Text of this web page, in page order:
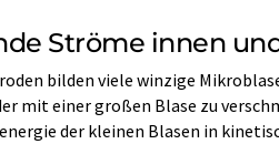
Ströme innen
bilden viele winzige
mit einer großen Blase zu
der kleinen Blasen in